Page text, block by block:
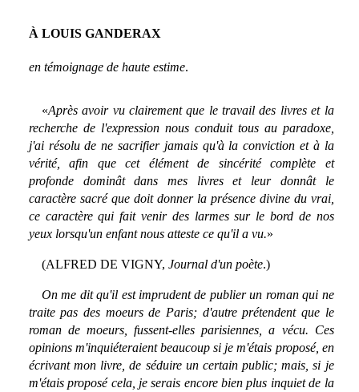
À LOUIS GANDERAX
en témoignage de haute estime.
«Après avoir vu clairement que le travail des livres et la
recherche de l'expression nous conduit tous au paradoxe,
j'ai résolu de ne sacrifier jamais qu'à la conviction et à la
vérité, afin que cet élément de sincérité complète et
profonde dominât dans mes livres et leur donnât le
caractère sacré que doit donner la présence divine du vrai,
ce caractère qui fait venir des larmes sur le bord de nos
yeux lorsqu'un enfant nous atteste ce qu'il a vu.»
(ALFRED DE VIGNY, Journal d'un poète.)
On me dit qu'il est imprudent de publier un roman qui ne
traite pas des moeurs de Paris; d'autre prétendent que le
roman de moeurs, fussent-elles parisiennes, a vécu. Ces
opinions m'inquiéteraient beaucoup si je m'étais proposé, en
écrivant mon livre, de séduire un certain public; mais, si je
m'étais proposé cela, je serais encore bien plus inquiet de la